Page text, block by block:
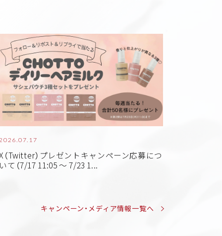
（Twitter）プレゼントキャンペーン応募につ
て（7/17 11:05 ～ 7/23 1...
キャンペーン・メディア情報一覧へ